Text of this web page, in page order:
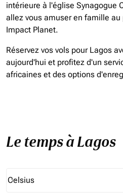
intérieure à l'église Synagogue
allez vous amuser en famille
Impact Planet.
Réservez vos vols pour Lagos
aujourd'hui et profitez d'un
africaines et des options
Le temps à Lagos
Celsius
keyboard_arrow_down